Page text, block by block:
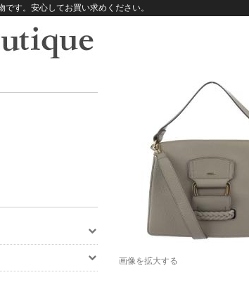
です。安心してお買い求めください。
画像を拡大する